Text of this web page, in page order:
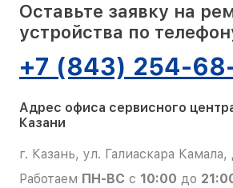
Оставьте заявку на
устройства по
+7 (843) 254-
Адрес офиса сервисного
Казани
г. Казань, ул. Галиаскара Камала,
Работаем ПН-ВС с 10:00 до